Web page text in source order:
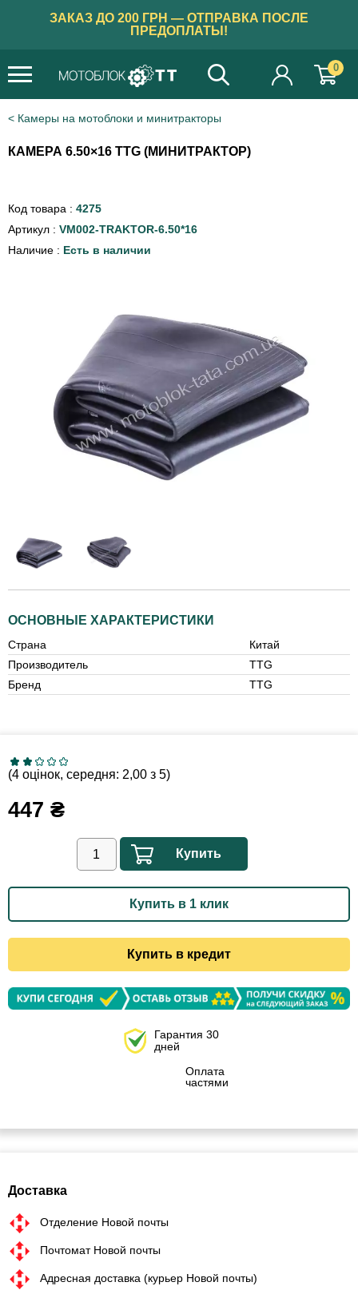
ЗАКАЗ ДО 200 ГРН — ОТПРАВКА ПОСЛЕ
ПРЕДОПЛАТЫ!
0
Камеры на мотоблоки и минитракторы
КАМЕРА 6.50×16 TTG (МИНИТРАКТОР)
Код товара : 4275
Артикул : VM002-TRAKTOR-6.50*16
Наличие : Есть в наличии
ОСНОВНЫЕ ХАРАКТЕРИСТИКИ
Страна
Китай
Производитель
TTG
Бренд
TTG
(4 оцінок, середня: 2,00 з 5)
447 ₴
Купить
Купить в 1 клик
Купить в кредит
Гарантия 30
дней
Оплата
частями
Доставка
Отделение Новой почты
Почтомат Новой почты
Адресная доставка (курьер Новой почты)